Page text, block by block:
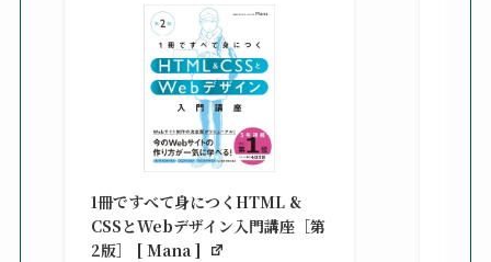
1冊ですべて身につくHTML &
CSSとWebデザイン入門講座［第
2版］ [ Mana ]